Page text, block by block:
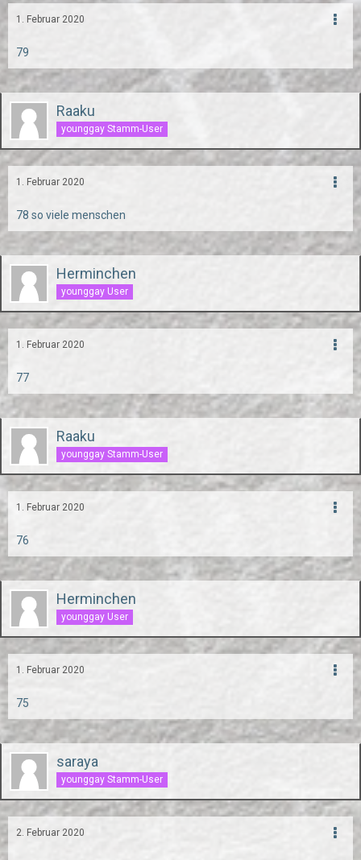
1. Februar 2020
79
Raaku
younggay Stamm-User
1. Februar 2020
78 so viele menschen
Herminchen
younggay User
1. Februar 2020
77
Raaku
younggay Stamm-User
1. Februar 2020
76
Herminchen
younggay User
1. Februar 2020
75
saraya
younggay Stamm-User
2. Februar 2020